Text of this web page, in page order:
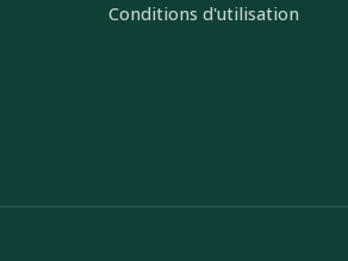
Conditions d'utilisation